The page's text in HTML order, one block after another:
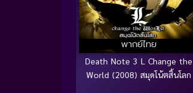
พากย์ไทย
Death Note 3 L Change the
World (2008) สมุดโน้ตสิ้นโลก